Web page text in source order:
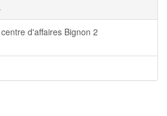
d'affaires Bignon 2